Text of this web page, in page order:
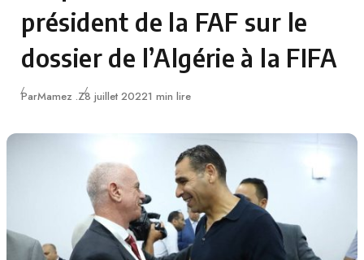
président de la FAF sur le
dossier de l’Algérie à la FIFA
ParMamez .ZPublié
8 juillet 20221 min lire